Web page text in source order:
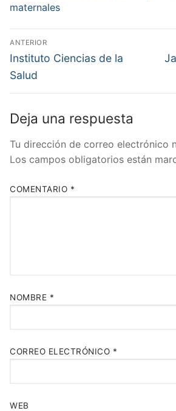
maternales
Navegación
de
entradas
ANTERIOR
Entrada
anterior:
Instituto Ciencias de la
Salud
Deja una respuesta
Tu dirección de correo electrónico
Los campos obligatorios están
COMENTARIO *
NOMBRE *
CORREO ELECTRÓNICO *
WEB